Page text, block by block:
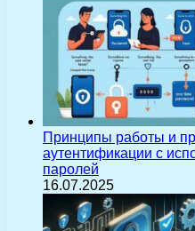
Принципы работы и
аутентификации с
паролей
16.07.2025